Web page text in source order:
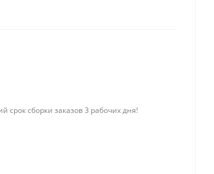
сборки заказов 3 рабочих дня!